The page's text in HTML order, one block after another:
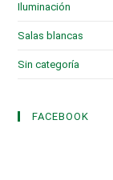
Iluminación
Salas blancas
Sin categoría
FACEBOOK